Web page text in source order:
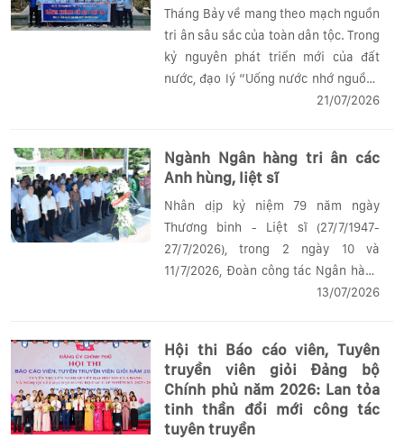
Tháng Bảy về mang theo mạch nguồn
tri ân sâu sắc của toàn dân tộc. Trong
kỷ nguyên phát triển mới của đất
nước, đạo lý “Uống nước nhớ nguồn”
tiếp tục được phát huy bằng tinh thần
21/07/2026
Ngành Ngân hàng tri ân các
Anh hùng, liệt sĩ
Nhân dịp kỷ niệm 79 năm ngày
Thương binh - Liệt sĩ (27/7/1947-
27/7/2026), trong 2 ngày 10 và
11/7/2026, Đoàn công tác Ngân hàng
Nhà nước Việt Nam (NHNN) do đồng
ủy, Thống đốc NHNN...
13/07/2026
Hội thi Báo cáo viên, Tuyên
truyền viên giỏi Đảng bộ
Chính phủ năm 2026: Lan tỏa
tinh thần đổi mới công tác
tuyên truyền